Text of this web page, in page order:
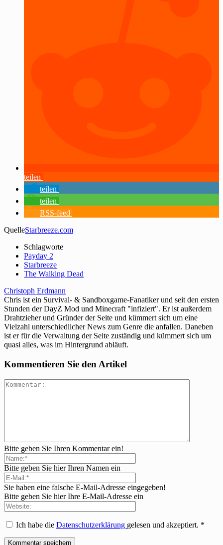
teilen
teilen
teilen
RSS-feed
QuelleStarbreeze.com
Schlagworte
Payday 2
Starbreeze
The Walking Dead
Christoph Erdmann
Chris ist ein Survival- & Sandboxgame-Fanatiker und seit den ersten
Stunden der DayZ Mod und Minecraft "infiziert". Er ist außerdem
Drahtzieher und Gründer der Seite und kümmert sich um eine
Vielzahl unterschiedlicher News zum Genre die anfallen. Daneben
ist er für die Verwaltung der Seite zuständig und kümmert sich um
quasi alles, was im Hintergrund abläuft.
Kommentieren Sie den Artikel
Bitte geben Sie Ihren Kommentar ein!
Bitte geben Sie hier Ihren Namen ein
Sie haben eine falsche E-Mail-Adresse eingegeben!
Bitte geben Sie hier Ihre E-Mail-Adresse ein
Ich habe die Datenschutzerklärung gelesen und akzeptiert. *